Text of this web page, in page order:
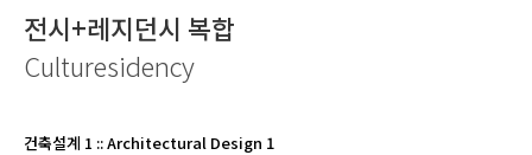
전시+레지던시 복합
Culturesidency
건축설계 1 ::Architectural Design 1